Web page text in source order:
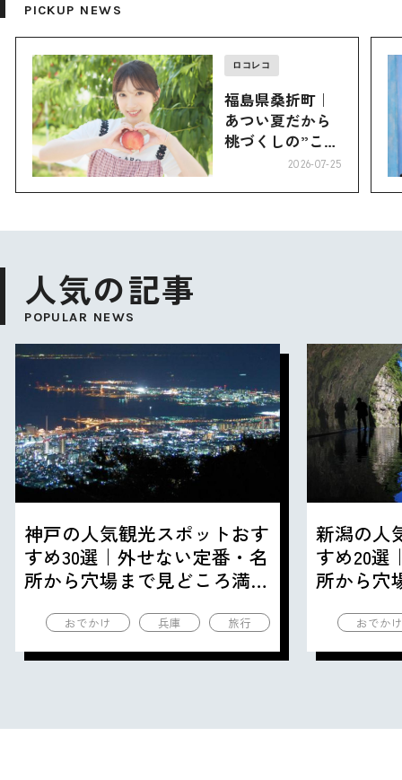
PICKUP NEWS
ロコレコ
福島県桑折町｜
あつい夏だから
桃づくしの”こお
2026-07-25
人気の記事
POPULAR NEWS
神戸の人気観光スポットおす
すめ30選｜外せない定番・名
所から穴場まで見どころ満載
おでかけ 兵庫 旅行
新潟の人
すめ20選
所から穴
おでか